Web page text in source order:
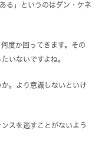
る」というのはダン・ケネ
度か回ってきます。その
いないですよね。
。より意識しないといけ
スを逃すことがないよう